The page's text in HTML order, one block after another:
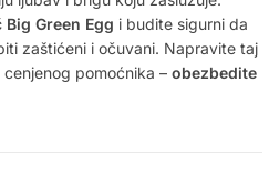
Green Egg i budite sigurni da
zaštićeni i očuvani. Napravite taj
pomoćnika – obezbedite